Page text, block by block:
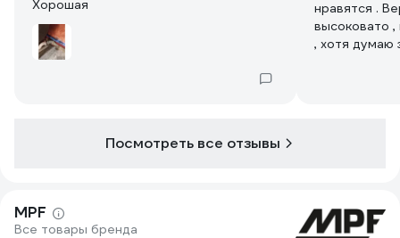
Хорошая
нравятся .
высоковато
, хотя думаю
Посмотреть все отзывы
MPF
Все товары бренда